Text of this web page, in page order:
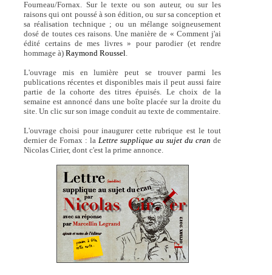
Fourneau/Fornax. Sur le texte ou son auteur, ou sur les
raisons qui ont poussé à son édition, ou sur sa conception et
sa réalisation technique ; ou un mélange soigneusement
dosé de toutes ces raisons. Une manière de « Comment j'ai
édité certains de mes livres » pour parodier (et rendre
hommage à)Raymond Roussel
L'ouvrage mis en lumière peut se trouver parmi les
publications récentes et disponibles mais il peut aussi faire
partie de la cohorte des titres épuisés. Le choix de la
semaine est annoncé dans une boîte placée sur la droite du
site. Un clic sur son image conduit au texte de commentaire.
L'ouvrage choisi pour inaugurer cette rubrique est le tout
dernier de Fornax : la Lettre supplique au sujet du cran de
Nicolas Cirier, dont c'est la prime annonce.